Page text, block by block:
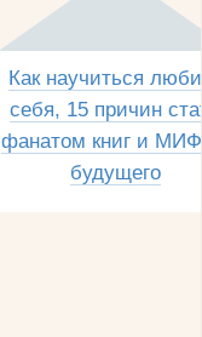
Как научиться
себя, 15 причин
фанатом книг и
будущего